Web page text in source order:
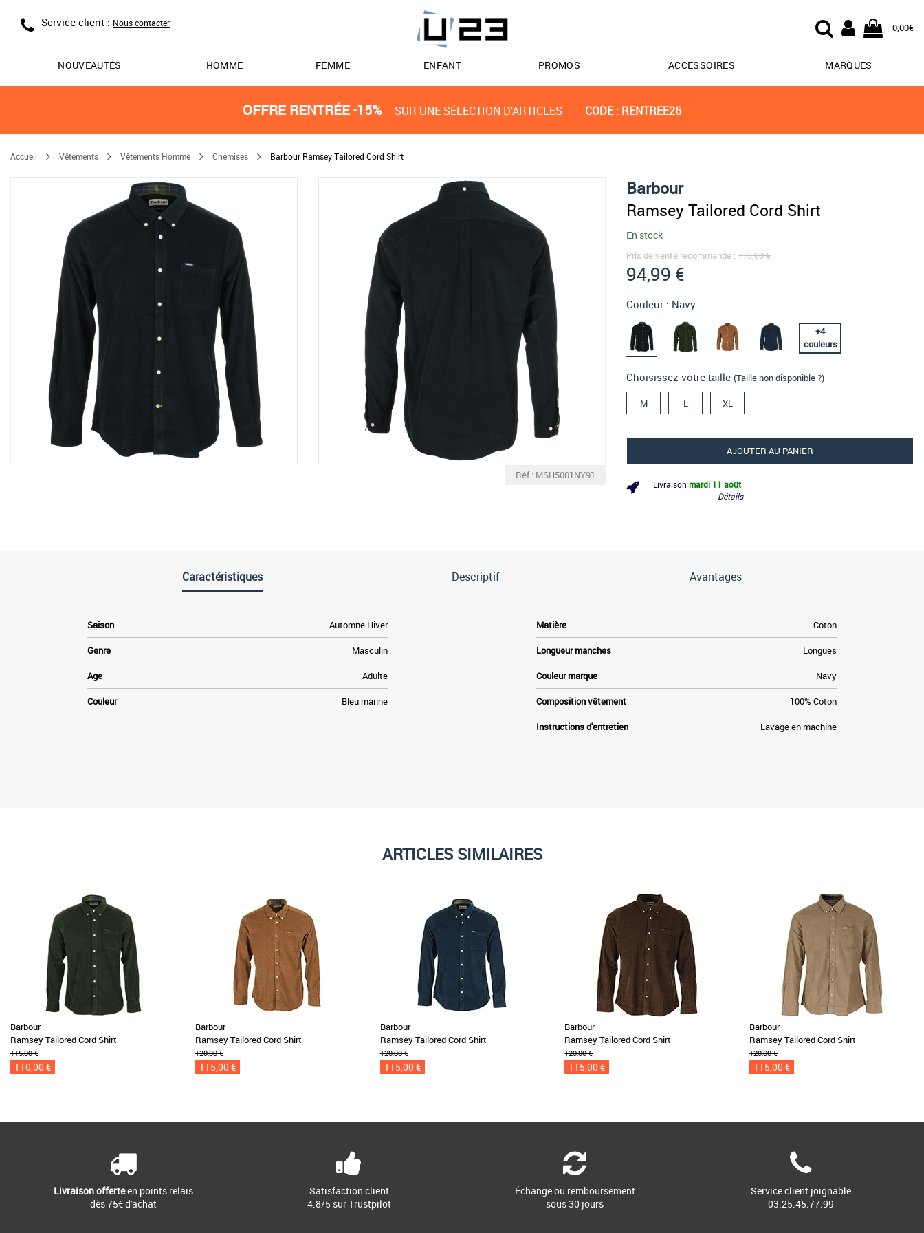
Service client : Nous contacter 0,00€
NOUVEAUTÉS HOMME FEMME ENFANT PROMOS ACCESSOIRES MARQUES
OFFRE RENTRÉE -15% SUR UNE SÉLECTION D'ARTICLES CODE : RENTREE26
Accueil Vêtements Vêtements Homme Chemises Barbour Ramsey Tailored Cord Shirt
Réf : MSH5001NY91
Barbour
Ramsey Tailored Cord Shirt
En stock
Prix de vente recommandé : 115,00 €
94,99 €
Couleur : Navy
+4
couleurs
Choisissez votre taille (Taille non disponible ?)
M L XL
AJOUTER AU PANIER
Livraison mardi 11 août
Détails
Caractéristiques Descriptif Avantages
Saison Automne Hiver
Genre Masculin
Age Adulte
Couleur Bleu marine
Matière Coton
Longueur manches Longues
Couleur marque Navy
Composition vêtement 100% Coton
Instructions d'entretien Lavage en machine
ARTICLES SIMILAIRES
Barbour
Ramsey Tailored Cord Shirt
115,00 €
110,00 €
Barbour
Ramsey Tailored Cord Shirt
120,00 €
115,00 €
Barbour
Ramsey Tailored Cord Shirt
120,00 €
115,00 €
Barbour
Ramsey Tailored Cord Shirt
120,00 €
115,00 €
Barbour
Ramsey Tailored Cord Shirt
120,00 €
115,00 €
Livraison offerteen points relais
dès 75€ d'achat
Satisfaction client
4.8/5 sur Trustpilot
Échange ou remboursement
sous 30 jours
Service client joignable
03.25.45.77.99